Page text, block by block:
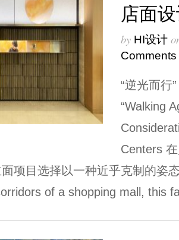
店面
by HI设计
Comments
“逆光⽽⾏
“Walking
Centers
项⽬选择以⼀种近乎克制的姿
of a shopping mall, this